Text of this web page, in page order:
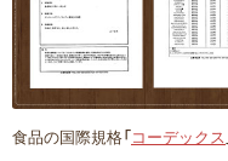
食品の国際規格「コーデックス